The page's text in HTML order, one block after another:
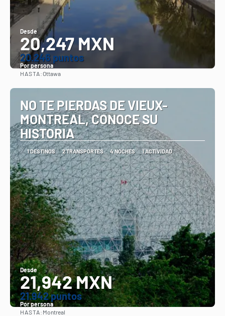
Desde
20,247 MXN
20.246 puntos
Por persona
HASTA:Ottawa
NO TE PIERDAS DE VIEUX-
MONTREAL, CONOCE SU
HISTORIA
1 DESTINOS 2 TRANSPORTES 4 NOCHES 1 ACTIVIDAD
Desde
21,942 MXN
21.942 puntos
Por persona
HASTA: Montreal